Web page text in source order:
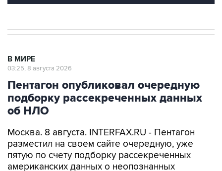
В МИРЕ
03:25, 8 августа 2026
Пентагон опубликовал очередную
подборку рассекреченных данных
об НЛО
Москва. 8 августа. INTERFAX.RU - Пентагон
разместил на своем сайте очередную, уже
пятую по счету подборку рассекреченных
американских данных о неопознанных